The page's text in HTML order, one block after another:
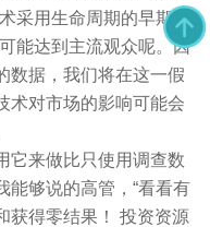
采用生命周期的早期采
能达到主流观众呢。因
数据，我们将在这一假
术对市场的影响可能会
它来做比只使用调查数
能够说的高管，“看看有
获得零结果！ 投资资源